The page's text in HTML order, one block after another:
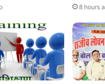
8 hours